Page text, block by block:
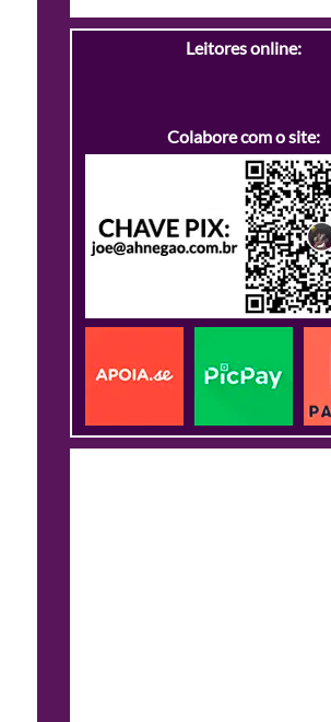
Leitores online:
Colabore com o site: